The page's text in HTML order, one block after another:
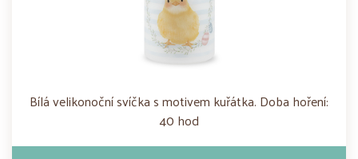
Bílá velikonoční svíčka s motivem kuřátka. Doba hoření:
40 hod